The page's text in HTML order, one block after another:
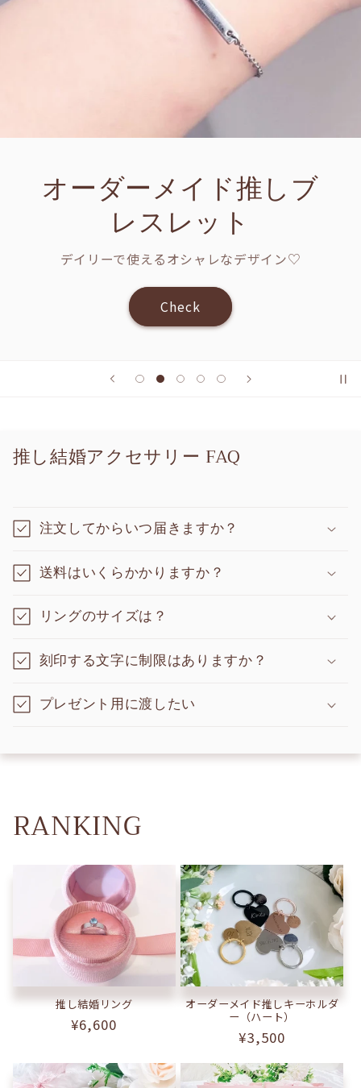
オーダーメイド推しブ
レスレット
デイリーで使えるオシャレなデザイン♡
Check
推し結婚アクセサリー FAQ
注文してからいつ届きますか？
送料はいくらかかりますか？
リングのサイズは？
刻印する文字に制限はありますか？
プレゼント用に渡したい
RANKING
推し結婚リング
通
価
格
¥6,600
オーダーメイド推しキーホルダ
ー（ハート）
通
価
¥3,500